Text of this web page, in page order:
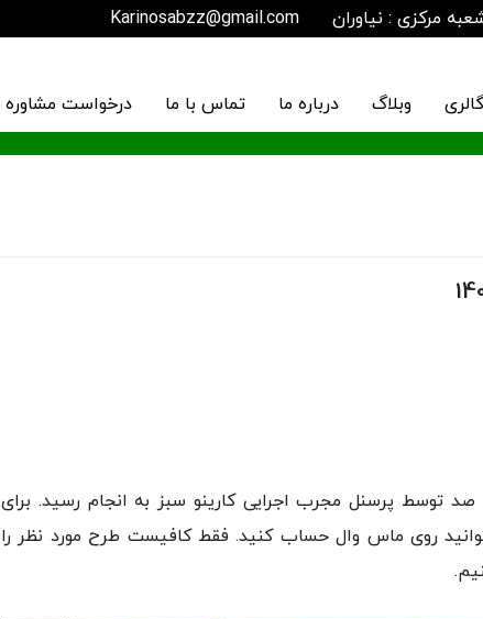
مرکزی : نیاوران Karinosabzz@gmail.com
وبلاگ درباره ما تماس با ما درخواست مشاوره
توسط پرسنل مجرب اجرایی کارینو سبز به انجام رسید. برای
روی ماس وال حساب کنید. فقط کافیست طرح مورد نظر را